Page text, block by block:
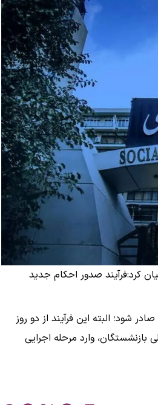
کرد:فرآیند صدور احکام جدید
تمامی احکام جدید صادر شود؛ البته این فرآیند از دو روز
وارد مرحله اجرایی